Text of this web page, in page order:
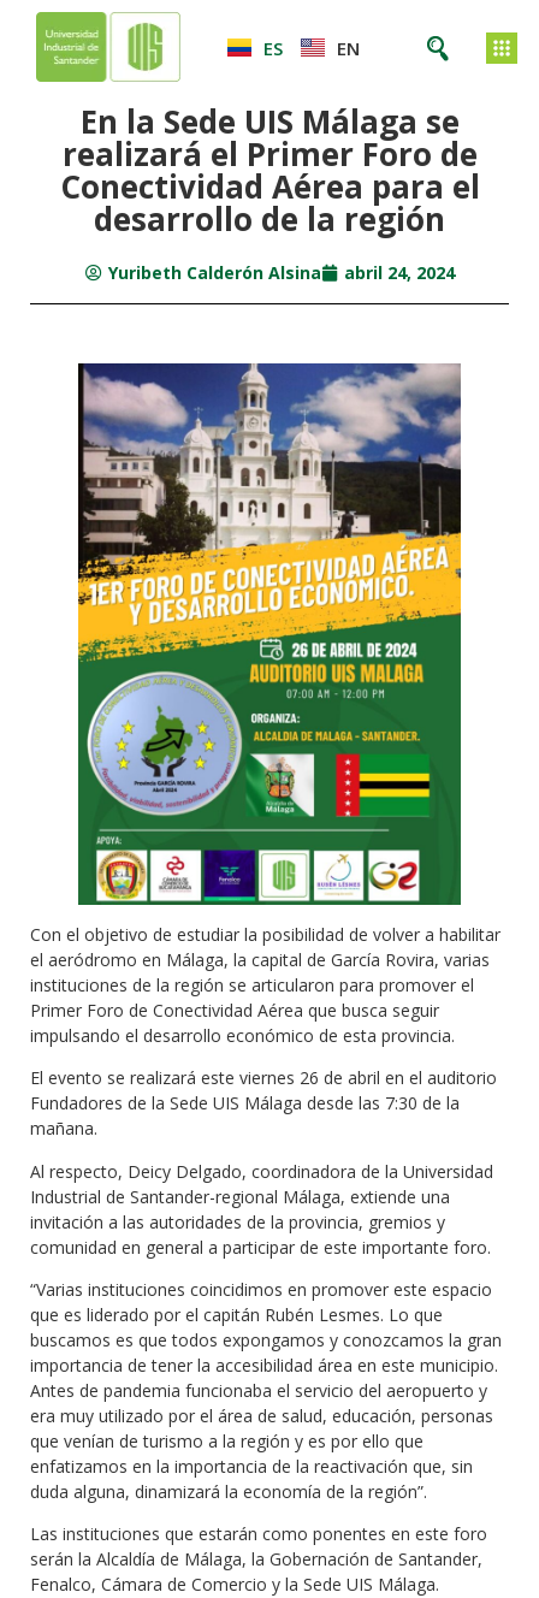
ES EN
En la Sede UIS Málaga se
realizará el Primer Foro de
Conectividad Aérea para el
desarrollo de la región
Yuribeth Calderón Alsina abril 24, 2024
Con el objetivo de estudiar la posibilidad de volver a habilitar
el aeródromo en Málaga, la capital de García Rovira, varias
instituciones de la región se articularon para promover el
Primer Foro de Conectividad Aérea que busca seguir
impulsando el desarrollo económico de esta provincia.
El evento se realizará este viernes 26 de abril en el auditorio
Fundadores de la Sede UIS Málaga desde las 7:30 de la
mañana.
Al respecto, Deicy Delgado, coordinadora de la Universidad
Industrial de Santander-regional Málaga, extiende una
invitación a las autoridades de la provincia, gremios y
comunidad en general a participar de este importante foro.
“Varias instituciones coincidimos en promover este espacio
que es liderado por el capitán Rubén Lesmes. Lo que
buscamos es que todos expongamos y conozcamos la gran
importancia de tener la accesibilidad área en este municipio.
Antes de pandemia funcionaba el servicio del aeropuerto y
era muy utilizado por el área de salud, educación, personas
que venían de turismo a la región y es por ello que
enfatizamos en la importancia de la reactivación que, sin
duda alguna, dinamizará la economía de la región”.
Las instituciones que estarán como ponentes en este foro
serán la Alcaldía de Málaga, la Gobernación de Santander,
Fenalco, Cámara de Comercio y la Sede UIS Málaga.